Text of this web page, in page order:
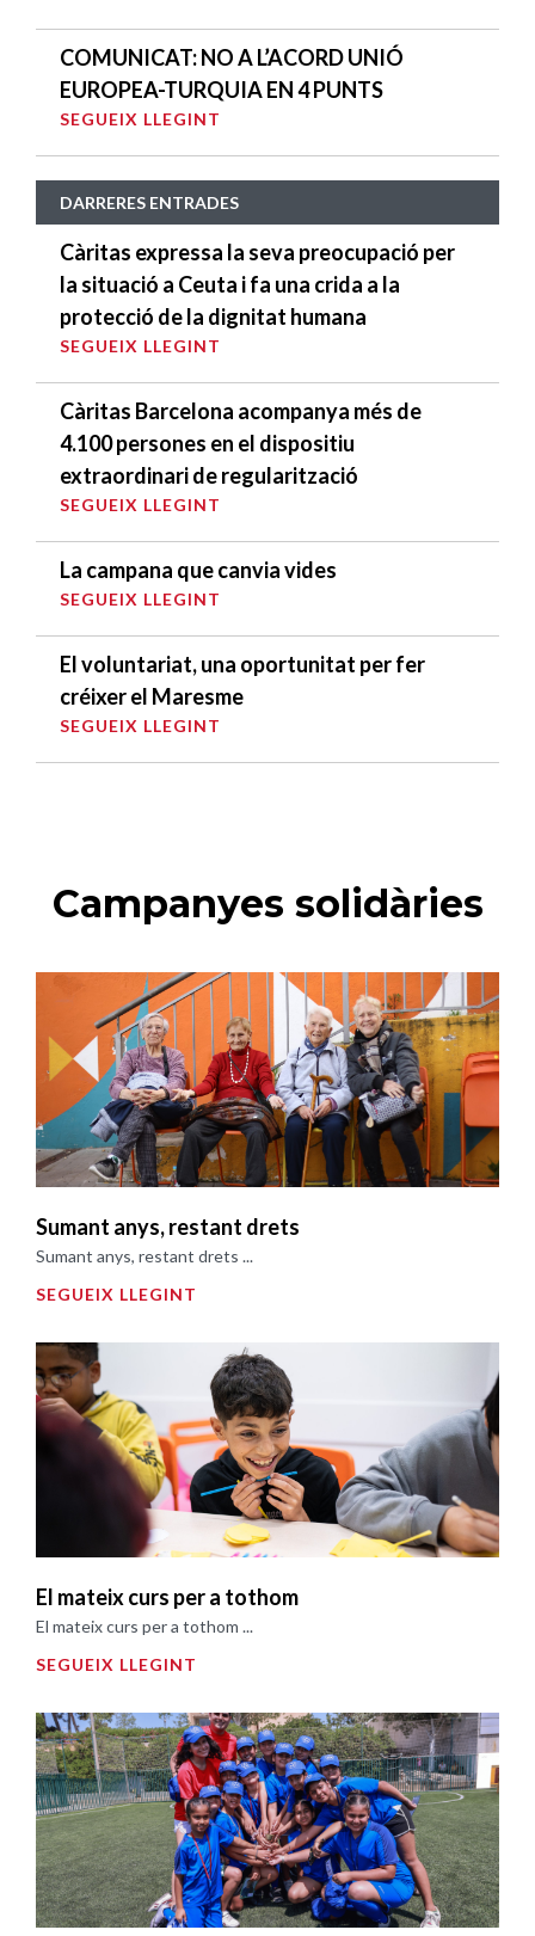
COMUNICAT: NO A L’ACORD UNIÓ
EUROPEA-TURQUIA EN 4 PUNTS
SEGUEIX LLEGINT
DARRERES ENTRADES
Càritas expressa la seva preocupació per
la situació a Ceuta i fa una crida a la
protecció de la dignitat humana
SEGUEIX LLEGINT
Càritas Barcelona acompanya més de
4.100 persones en el dispositiu
extraordinari de regularització
SEGUEIX LLEGINT
La campana que canvia vides
SEGUEIX LLEGINT
El voluntariat, una oportunitat per fer
créixer el Maresme
SEGUEIX LLEGINT
Campanyes solidàries
Sumant anys, restant drets
Sumant anys, restant drets ...
SEGUEIX LLEGINT
El mateix curs per a tothom
El mateix curs per a tothom ...
SEGUEIX LLEGINT